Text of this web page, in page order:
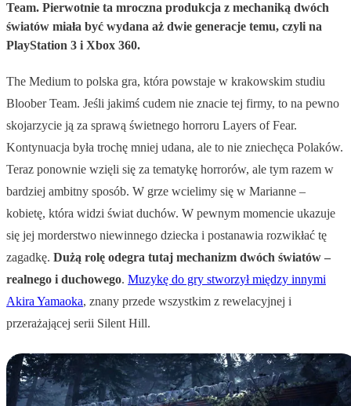
Team. Pierwotnie ta mroczna produkcja z mechaniką dwóch
światów miała być wydana aż dwie generacje temu, czyli na
PlayStation 3 i Xbox 360.
The Medium to polska gra, która powstaje w krakowskim studiu
Bloober Team. Jeśli jakimś cudem nie znacie tej firmy, to na pewno
skojarzycie ją za sprawą świetnego horroru Layers of Fear.
Kontynuacja była trochę mniej udana, ale to nie zniechęca Polaków.
Teraz ponownie wzięli się za tematykę horrorów, ale tym razem w
bardziej ambitny sposób. W grze wcielimy się w Marianne –
kobietę, która widzi świat duchów. W pewnym momencie ukazuje
się jej morderstwo niewinnego dziecka i postanawia rozwikłać tę
zagadkę. Dużą rolę odegra tutaj mechanizm dwóch światów –
realnego i duchowego. Muzykę do gry stworzył między innymi
Akira Yamaoka, znany przede wszystkim z rewelacyjnej i
przerażającej serii Silent Hill.